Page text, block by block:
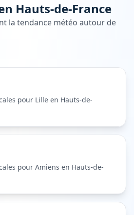
Hauts-de-France
la tendance météo autour de
pour Lille en Hauts-de-
pour Amiens en Hauts-de-